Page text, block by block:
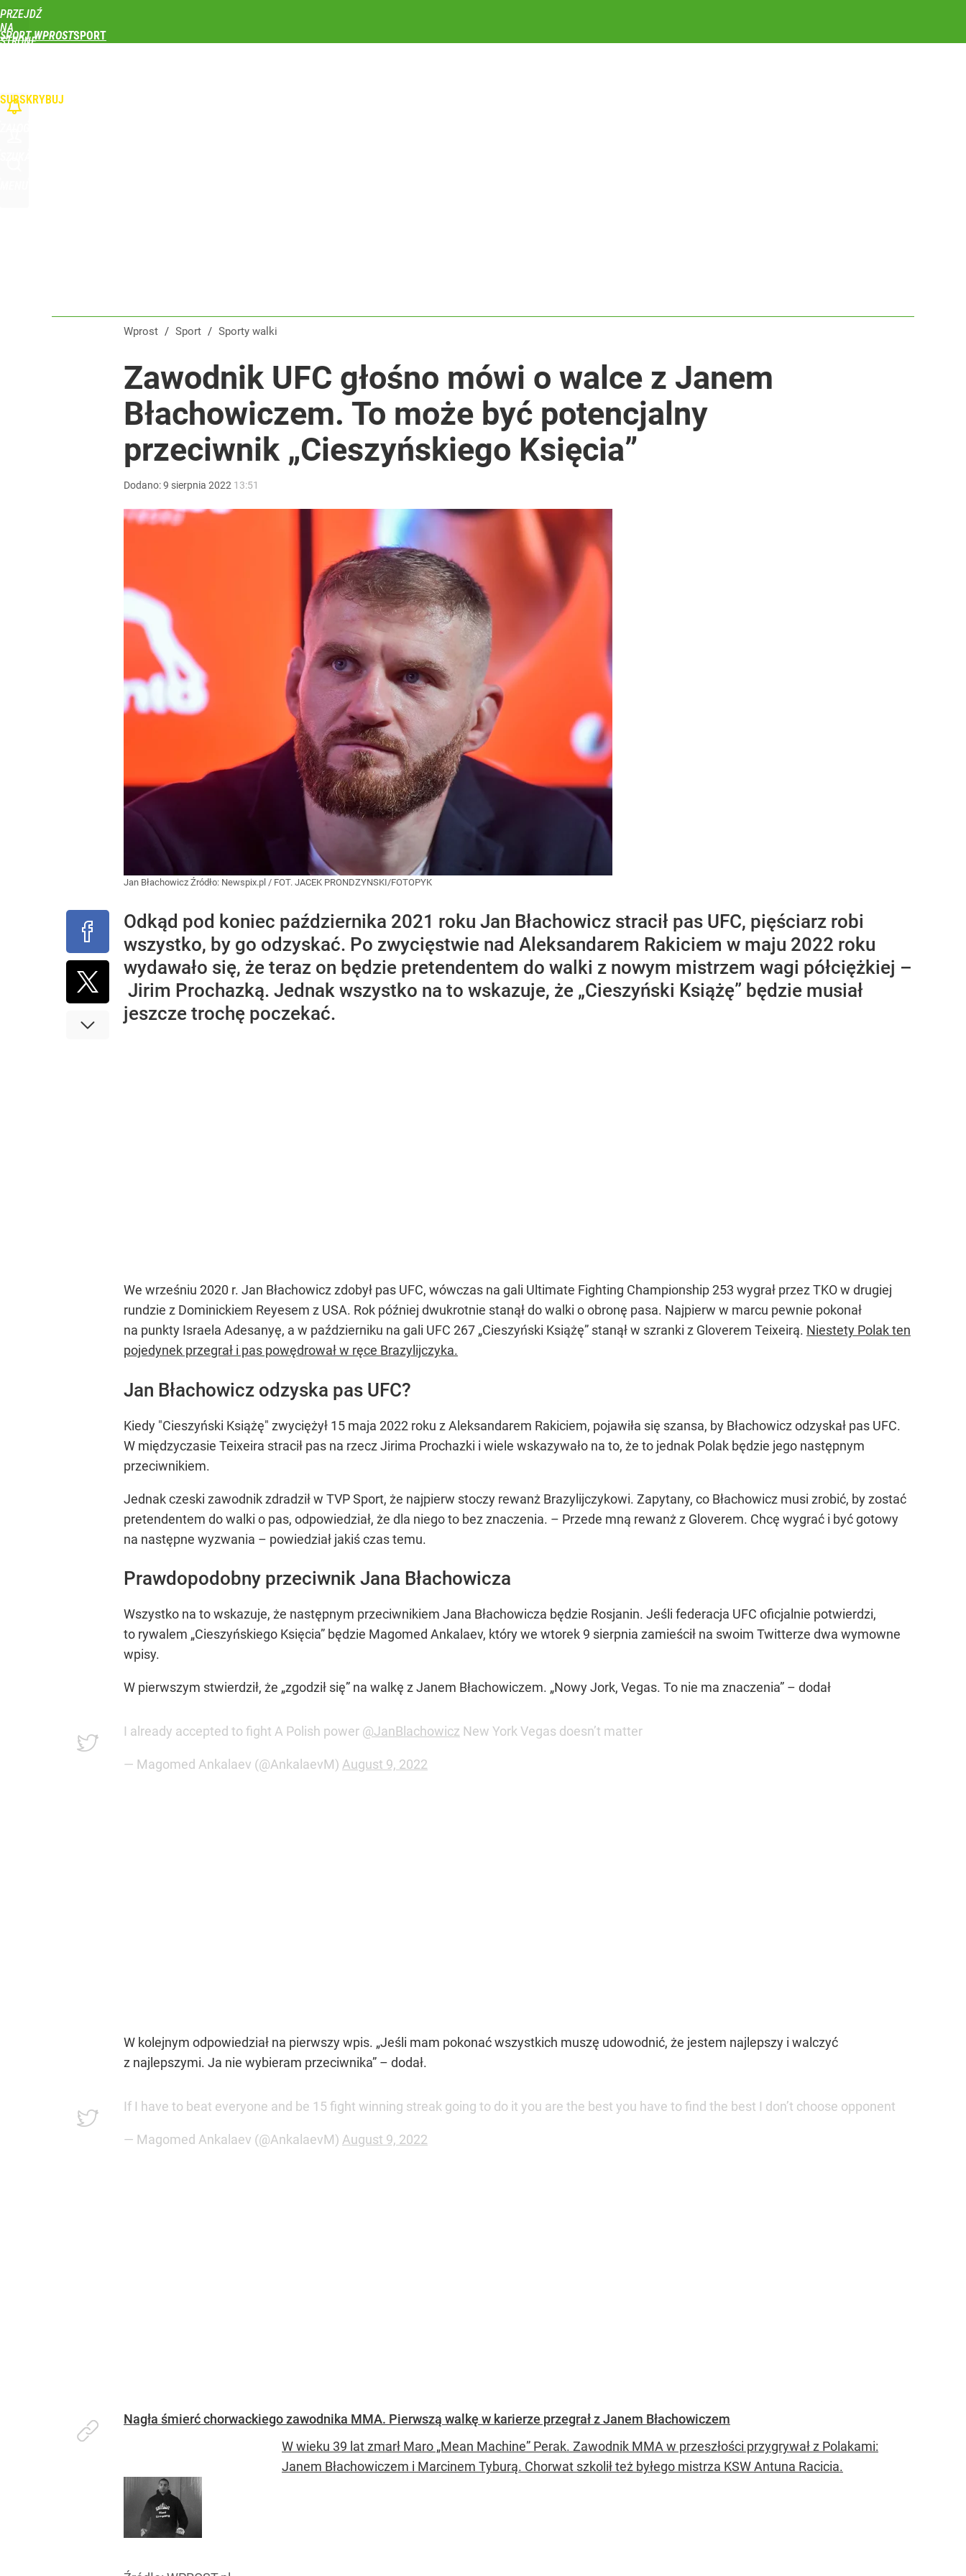
PRZEJDŹ
NA
STRONĘ
SPORT WPROST
SUBSKRYBUJ
Wprost / Sport / Sporty walki
Zawodnik UFC głośno mówi o walce z Janem
Błachowiczem. To może być potencjalny
przeciwnik „Cieszyńskiego Księcia”
Dodano:9 sierpnia 2022 13:51
Jan Błachowicz Źródło: Newspix.pl / FOT. JACEK PRONDZYNSKI/FOTOPYK
Odkąd pod koniec października 2021 roku Jan Błachowicz stracił pas UFC, pięściarz robi
wszystko, by go odzyskać. Po zwycięstwie nad Aleksandarem Rakiciem w maju 2022 roku
wydawało się, że teraz on będzie pretendentem do walki z nowym mistrzem wagi półciężkiej –
Jirim Prochazką. Jednak wszystko na to wskazuje, że „Cieszyński Książę” będzie musiał
jeszcze trochę poczekać.
We wrześniu 2020 r. Jan Błachowicz zdobył pas UFC, wówczas na gali Ultimate Fighting Championship 253 wygrał przez TKO w drugiej
rundzie z Dominickiem Reyesem z USA. Rok później dwukrotnie stanął do walki o obronę pasa. Najpierw w marcu pewnie pokonał
na punkty Israela Adesanyę, a w październiku na gali UFC 267 „Cieszyński Książę” stanął w szranki z Gloverem Teixeirą. Niestety Polak ten
pojedynek przegrał i pas powędrował w ręce Brazylijczyka.
Jan Błachowicz odzyska pas UFC?
Kiedy "Cieszyński Książę" zwyciężył 15 maja 2022 roku z Aleksandarem Rakiciem, pojawiła się szansa, by Błachowicz odzyskał pas UFC.
W międzyczasie Teixeira stracił pas na rzecz Jirima Prochazki i wiele wskazywało na to, że to jednak Polak będzie jego następnym
przeciwnikiem.
Jednak czeski zawodnik zdradził w TVP Sport, że najpierw stoczy rewanż Brazylijczykowi. Zapytany, co Błachowicz musi zrobić, by zostać
pretendentem do walki o pas, odpowiedział, że dla niego to bez znaczenia. – Przede mną rewanż z Gloverem. Chcę wygrać i być gotowy
na następne wyzwania – powiedział jakiś czas temu.
Prawdopodobny przeciwnik Jana Błachowicza
Wszystko na to wskazuje, że następnym przeciwnikiem Jana Błachowicza będzie Rosjanin. Jeśli federacja UFC oficjalnie potwierdzi,
to rywalem „Cieszyńskiego Księcia” będzie Magomed Ankalaev, który we wtorek 9 sierpnia zamieścił na swoim Twitterze dwa wymowne
wpisy.
W pierwszym stwierdził, że „zgodził się” na walkę z Janem Błachowiczem. „Nowy Jork, Vegas. To nie ma znaczenia” – dodał
I already accepted to fight A Polish power @JanBlachowicz New York Vegas doesn’t matter
— Magomed Ankalaev (@AnkalaevM) August 9, 2022
W kolejnym odpowiedział na pierwszy wpis. „Jeśli mam pokonać wszystkich muszę udowodnić, że jestem najlepszy i walczyć
z najlepszymi. Ja nie wybieram przeciwnika” – dodał.
If I have to beat everyone and be 15 fight winning streak going to do it you are the best you have to find the best I don’t choose opponent
— Magomed Ankalaev (@AnkalaevM) August 9, 2022
Nagła śmierć chorwackiego zawodnika MMA. Pierwszą walkę w karierze przegrał z Janem Błachowiczem
W wieku 39 lat zmarł Maro „Mean Machine” Perak. Zawodnik MMA w przeszłości przygrywał z Polakami:
Janem Błachowiczem i Marcinem Tyburą. Chorwat szkolił też byłego mistrza KSW Antuna Racicia.